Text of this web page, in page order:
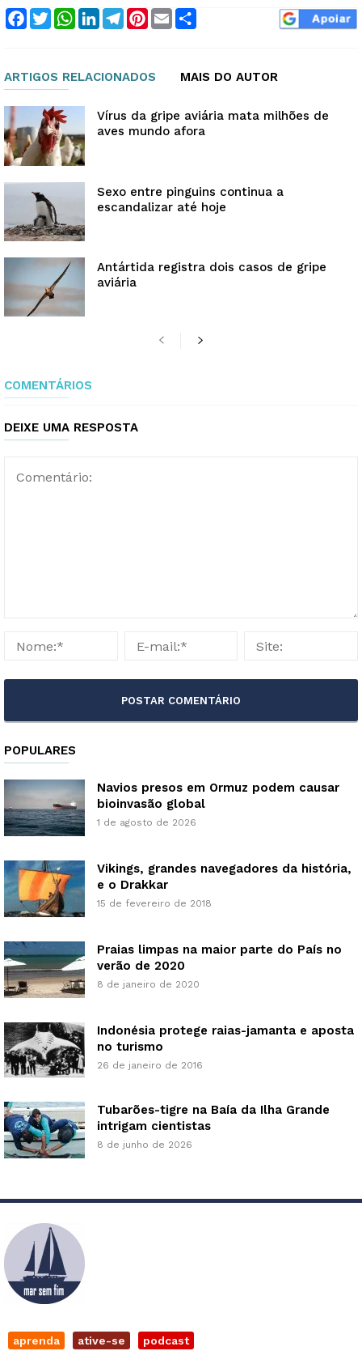
Facebook
TwitterWhatsApp
LinkedInTelegram
Pinterest
Email
ARTIGOS RELACIONADOS MAIS DO AUTOR
Vírus da gripe aviária mata milhões de
aves mundo afora
Sexo entre pinguins continua a
escandalizar até hoje
Antártida registra dois casos de gripe
aviária
COMENTÁRIOS
DEIXE UMA RESPOSTA
POPULARES
Navios presos em Ormuz podem causar
bioinvasão global
1 de agosto de 2026
Vikings, grandes navegadores da história,
e o Drakkar
15 de fevereiro de 2018
Praias limpas na maior parte do País no
verão de 2020
8 de janeiro de 2020
Indonésia protege raias-jamanta e aposta
no turismo
26 de janeiro de 2016
Tubarões-tigre na Baía da Ilha Grande
intrigam cientistas
8 de junho de 2026
aprenda ative-se podcast